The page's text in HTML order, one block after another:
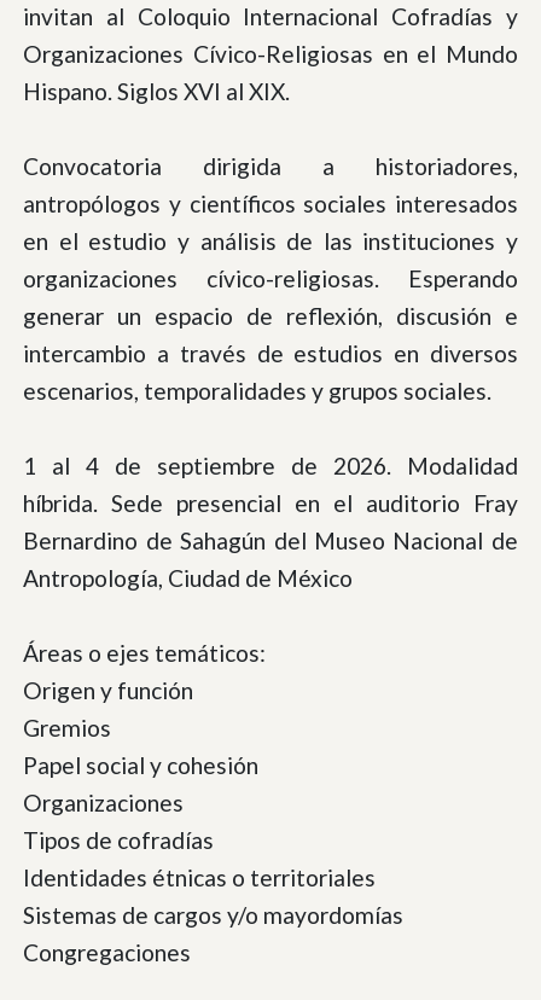
invitan al Coloquio Internacional Cofradías y
Organizaciones Cívico-Religiosas en el Mundo
Hispano. Siglos XVI al XIX.
Convocatoria dirigida a historiadores,
antropólogos y científicos sociales interesados
en el estudio y análisis de las instituciones y
organizaciones cívico-religiosas. Esperando
generar un espacio de reflexión, discusión e
intercambio a través de estudios en diversos
escenarios, temporalidades y grupos sociales.
1 al 4 de septiembre de 2026. Modalidad
híbrida. Sede presencial en el auditorio Fray
Bernardino de Sahagún del Museo Nacional de
Antropología, Ciudad de México
Áreas o ejes temáticos:
Origen y función
Gremios
Papel social y cohesión
Organizaciones
Tipos de cofradías
Identidades étnicas o territoriales
Sistemas de cargos y/o mayordomías
Congregaciones